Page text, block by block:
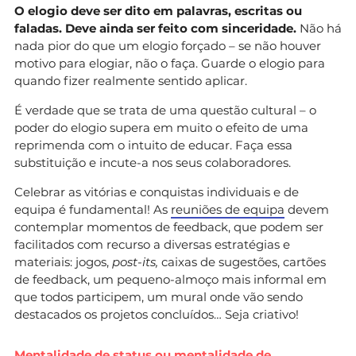
O elogio deve ser dito em palavras, escritas ou
faladas. Deve ainda ser feito com sinceridade. Não há
nada pior do que um elogio forçado – se não houver
motivo para elogiar, não o faça. Guarde o elogio para
quando fizer realmente sentido aplicar.
É verdade que se trata de uma questão cultural – o
poder do elogio supera em muito o efeito de uma
reprimenda com o intuito de educar. Faça essa
substituição e incute-a nos seus colaboradores.
Celebrar as vitórias e conquistas individuais e de
equipa é fundamental! As reuniões de equipa devem
contemplar momentos de feedback, que podem ser
facilitados com recurso a diversas estratégias e
materiais: jogos, post-its, caixas de sugestões, cartões
de feedback, um pequeno-almoço mais informal em
que todos participem, um mural onde vão sendo
destacados os projetos concluídos… Seja criativo!